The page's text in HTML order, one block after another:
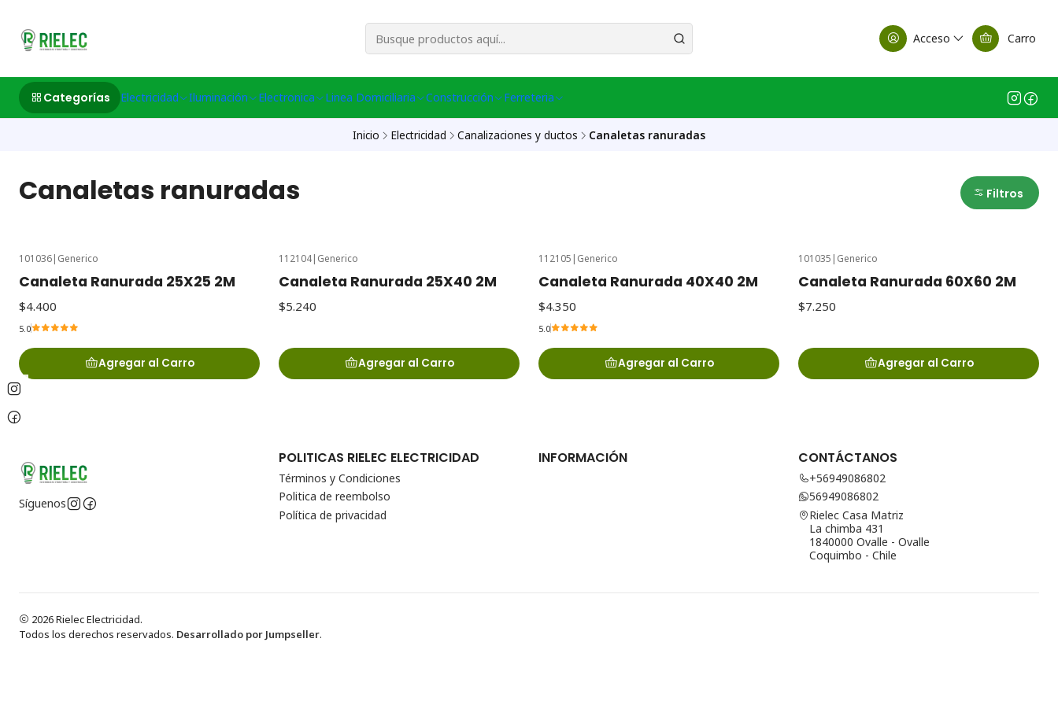
Acceso Carro
Categorías Electricidad Iluminación Electronica Linea Domiciliaria Construcción Ferreteria
Inicio Electricidad Canalizaciones y ductos Canaletas ranuradas
Canaletas ranuradas Filtros
101036| Generico
Canaleta Ranurada 25X25 2M
$4.400
5.0
Agregar al Carro
112104| Generico
Canaleta Ranurada 25X40 2M
$5.240
Agregar al Carro
112105 | Generico
Canaleta Ranurada 40X40 2M
$4.350
5.0
Agregar al Carro
101035 | Generico
Canaleta Ranurada 60X60 2M
$7.250
Agregar al Carro
Síguenos
POLITICAS RIELEC ELECTRICIDAD
Términos y Condiciones
Politica de reembolso
Política de privacidad
INFORMACIÓN CONTÁCTANOS
+56949086802
56949086802
Rielec Casa Matriz
La chimba 431
1840000 Ovalle - Ovalle
Coquimbo - Chile
2026 Rielec Electricidad.
Todos los derechos reservados. Desarrollado por Jumpseller.